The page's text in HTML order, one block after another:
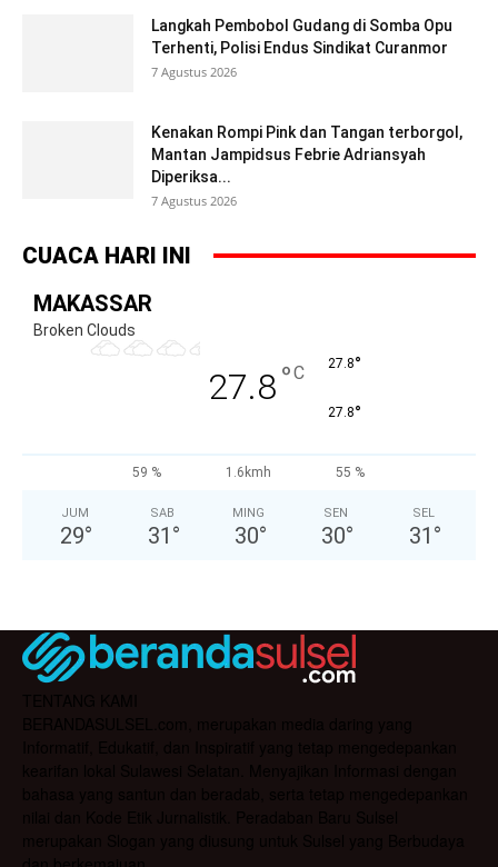
Langkah Pembobol Gudang di Somba Opu
Terhenti, Polisi Endus Sindikat Curanmor
7 Agustus 2026
Kenakan Rompi Pink dan Tangan terborgol,
Mantan Jampidsus Febrie Adriansyah
Diperiksa...
7 Agustus 2026
CUACA HARI INI
MAKASSAR
Broken Clouds
27.8°C 27.8°
27.8°
59 % 1.6kmh 55 %
JUM
29°
SAB
31 °
MING
30°
SEN
30°
SEL
31 °